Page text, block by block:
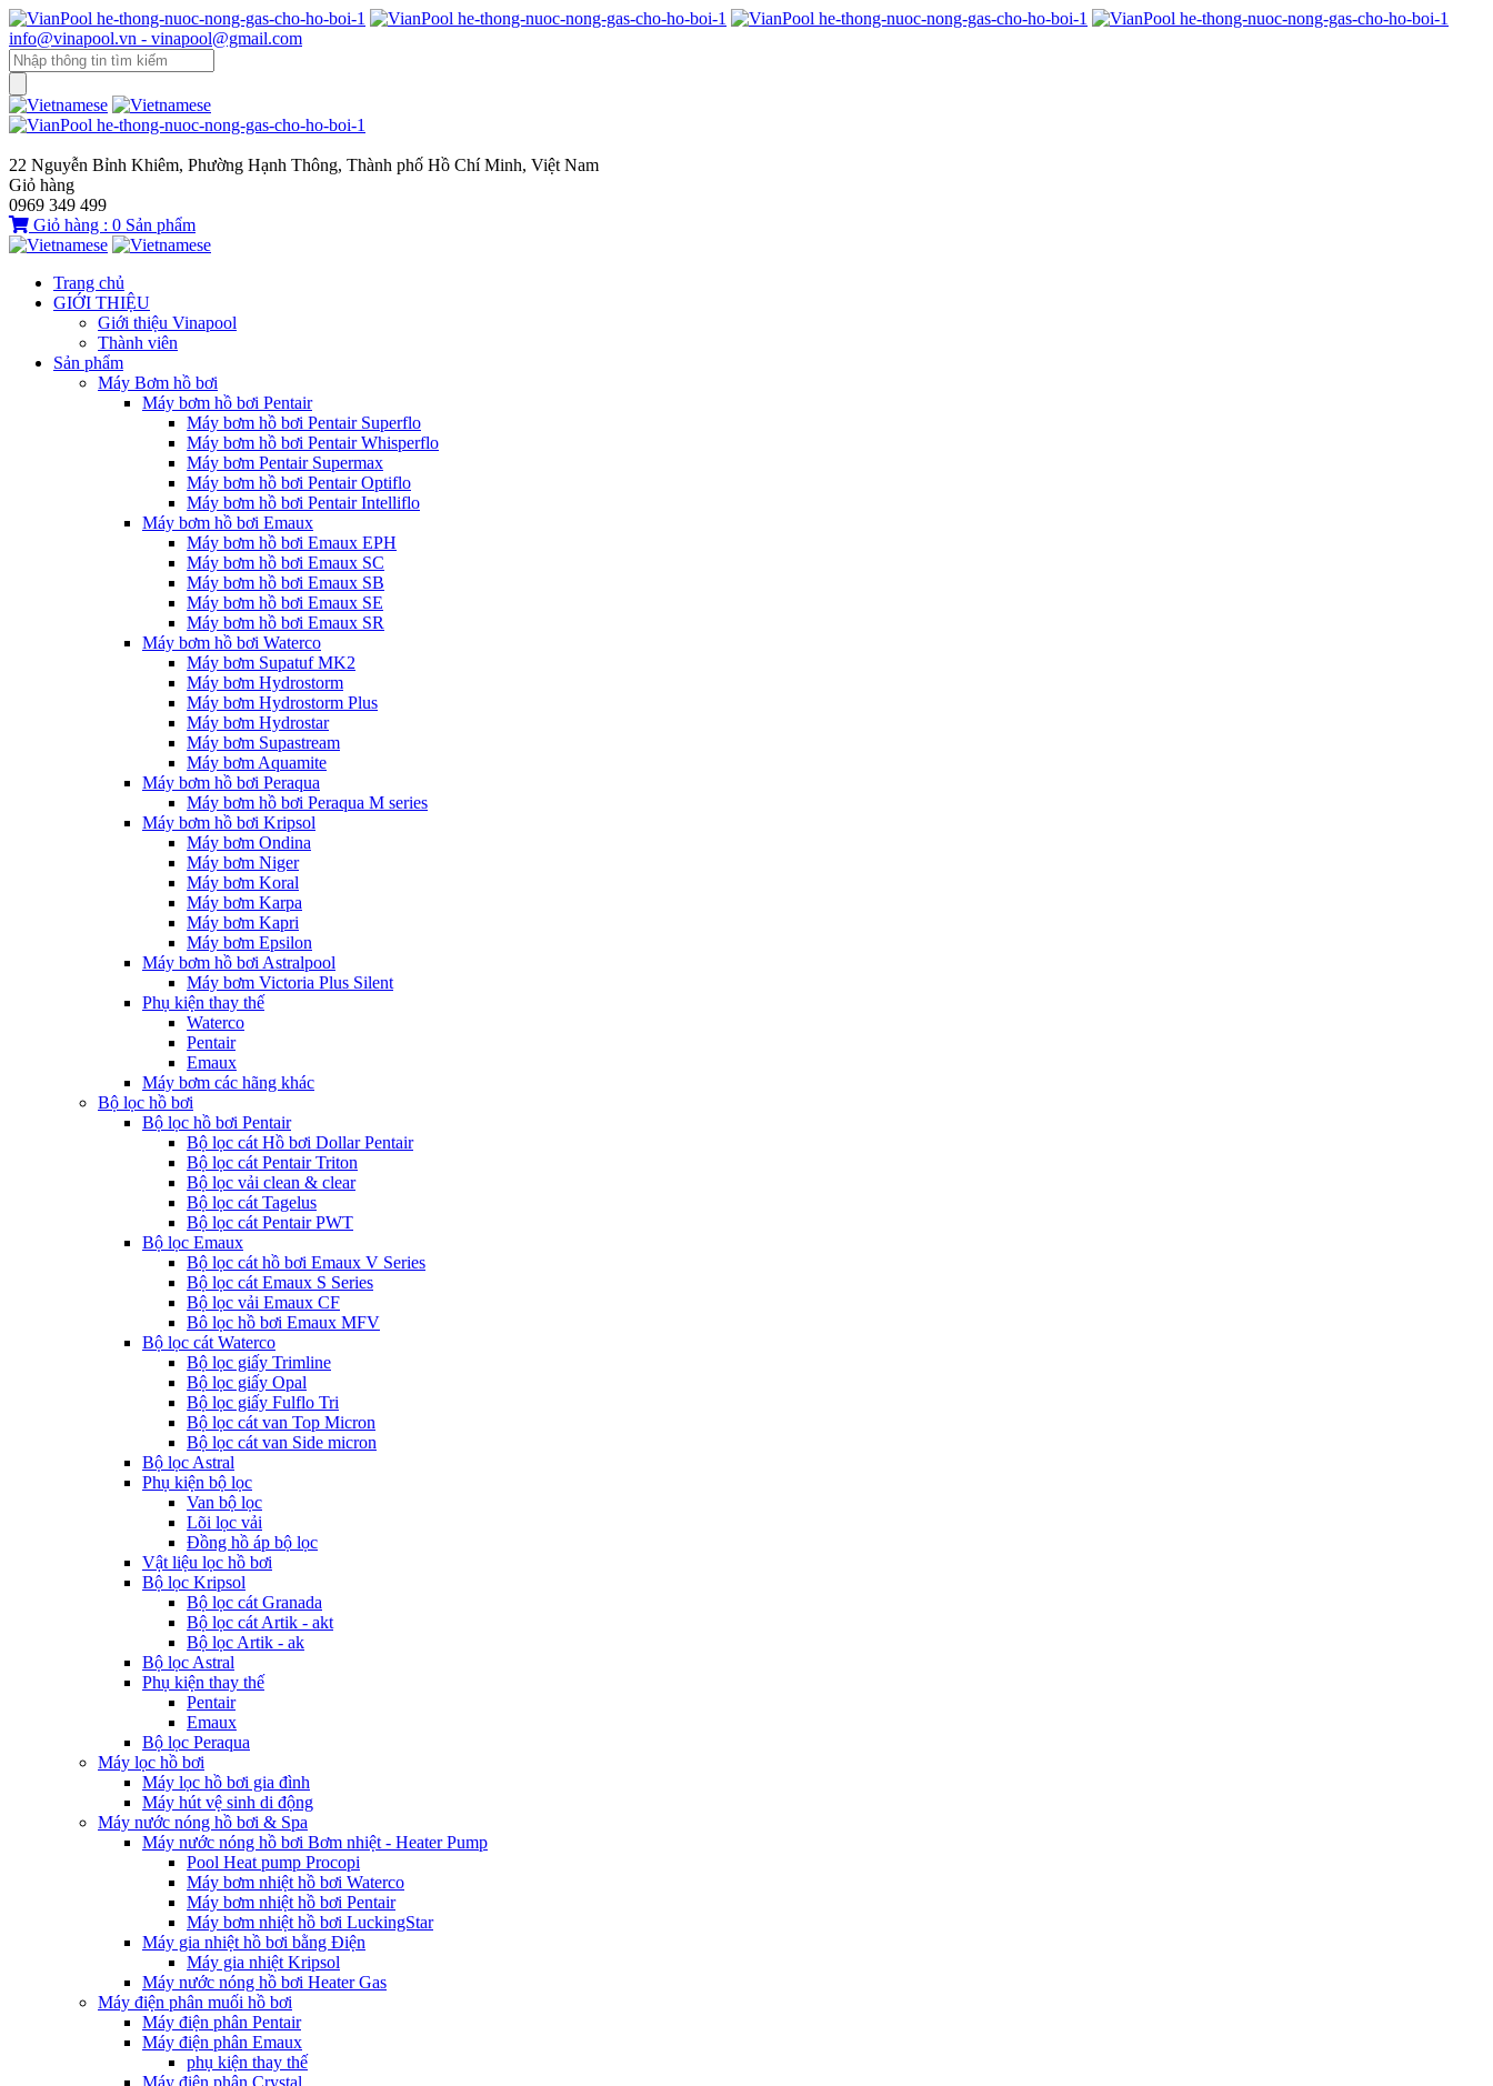
info@vinapool.vn - vinapool@gmail.com
22 Nguyễn Bỉnh Khiêm, Phường Hạnh Thông, Thành phố Hồ Chí Minh, Việt Nam
Giỏ hàng
0969 349 499
Giỏ hàng : 0 Sản phẩm
Trang chủ
GIỚI THIỆU
Giới thiệu Vinapool
Thành viên
Sản phẩm
Máy Bơm hồ bơi
Máy bơm hồ bơi Pentair
Máy bơm hồ bơi Pentair Superflo
Máy bơm hồ bơi Pentair Whisperflo
Máy bơm Pentair Supermax
Máy bơm hồ bơi Pentair Optiflo
Máy bơm hồ bơi Pentair Intelliflo
Máy bơm hồ bơi Emaux
Máy bơm hồ bơi Emaux EPH
Máy bơm hồ bơi Emaux SC
Máy bơm hồ bơi Emaux SB
Máy bơm hồ bơi Emaux SE
Máy bơm hồ bơi Emaux SR
Máy bơm hồ bơi Waterco
Máy bơm Supatuf MK2
Máy bơm Hydrostorm
Máy bơm Hydrostorm Plus
Máy bơm Hydrostar
Máy bơm Supastream
Máy bơm Aquamite
Máy bơm hồ bơi Peraqua
Máy bơm hồ bơi Peraqua M series
Máy bơm hồ bơi Kripsol
Máy bơm Ondina
Máy bơm Niger
Máy bơm Koral
Máy bơm Karpa
Máy bơm Kapri
Máy bơm Epsilon
Máy bơm hồ bơi Astralpool
Máy bơm Victoria Plus Silent
Phụ kiện thay thế
Waterco
Pentair
Emaux
Máy bơm các hãng khác
Bộ lọc hồ bơi
Bộ lọc hồ bơi Pentair
Bộ lọc cát Hồ bơi Dollar Pentair
Bộ lọc cát Pentair Triton
Bộ lọc vải clean & clear
Bộ lọc cát Tagelus
Bộ lọc cát Pentair PWT
Bộ lọc Emaux
Bộ lọc cát hồ bơi Emaux V Series
Bộ lọc cát Emaux S Series
Bộ lọc vải Emaux CF
Bô lọc hồ bơi Emaux MFV
Bộ lọc cát Waterco
Bộ lọc giấy Trimline
Bộ lọc giấy Opal
Bộ lọc giấy Fulflo Tri
Bộ lọc cát van Top Micron
Bộ lọc cát van Side micron
Bộ lọc Astral
Phụ kiện bộ lọc
Van bộ lọc
Lõi lọc vải
Đồng hồ áp bộ lọc
Vật liệu lọc hồ bơi
Bộ lọc Kripsol
Bộ lọc cát Granada
Bộ lọc cát Artik - akt
Bộ lọc Artik - ak
Bộ lọc Astral
Phụ kiện thay thế
Pentair
Emaux
Bộ lọc Peraqua
Máy lọc hồ bơi
Máy lọc hồ bơi gia đình
Máy hút vệ sinh di động
Máy nước nóng hồ bơi & Spa
Máy nước nóng hồ bơi Bơm nhiệt - Heater Pump
Pool Heat pump Procopi
Máy bơm nhiệt hồ bơi Waterco
Máy bơm nhiệt hồ bơi Pentair
Máy bơm nhiệt hồ bơi LuckingStar
Máy gia nhiệt hồ bơi bằng Điện
Máy gia nhiệt Kripsol
Máy nước nóng hồ bơi Heater Gas
Máy điện phân muối hồ bơi
Máy điện phân Pentair
Máy điện phân Emaux
phụ kiện thay thế
Máy điện phân Crystal